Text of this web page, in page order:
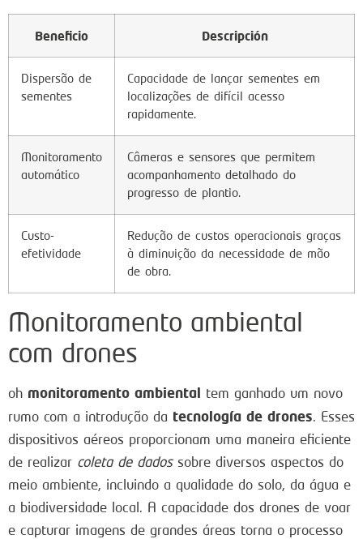
Beneficio Descripción
Dispersão de
sementes
Capacidade de lançar sementes em
localizações de difícil acesso
rapidamente.
Monitoramento
automático
Câmeras e sensores que permitem
acompanhamento detalhado do
progresso de plantio.
Custo-
efetividade
Redução de custos operacionais graças
à diminuição da necessidade de mão
de obra.
Monitoramento ambiental
com drones
oh monitoramento ambiental tem ganhado um novo
rumo com a introdução da tecnología de drones. Esses
dispositivos aéreos proporcionam uma maneira eficiente
de realizar coleta de dadossobre diversos aspectos do
meio ambiente, incluindo a qualidade do solo, da água e
a biodiversidade local. A capacidade dos drones de voar
e capturar imagens de grandes áreas torna o processo